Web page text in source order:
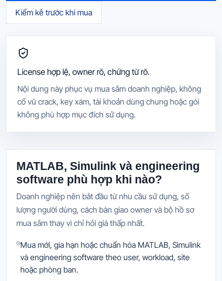
Kiểm kê trước khi mua
License hợp lệ, owner rõ, chứng từ rõ.
Nội dung này phục vụ mua sắm doanh nghiệp, không
cổ vũ crack, key xám, tài khoản dùng chung hoặc gói
không phù hợp mục đích sử dụng.
MATLAB, Simulink và engineering
software phù hợp khi nào?
Doanh nghiệp nên bắt đầu từ nhu cầu sử dụng, số
lượng người dùng, cách bàn giao owner và bộ hồ sơ
mua sắm thay vì chỉ hỏi giá thấp nhất.
Mua mới, gia hạn hoặc chuẩn hóa MATLAB, Simulink
và engineering software theo user, workload, site
hoặc phòng ban.